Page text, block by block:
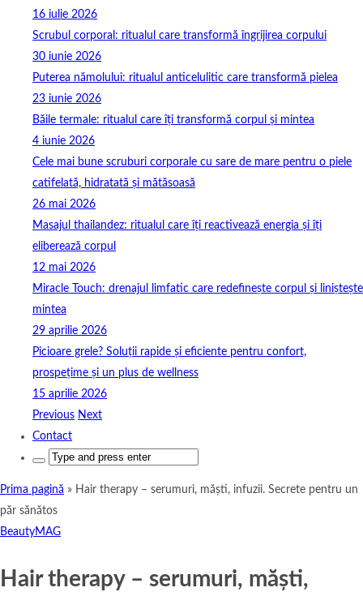
16 iulie 2026
Scrubul corporal: ritualul care transformă îngrijirea corpului
30 iunie 2026
Puterea nămolului: ritualul anticelulitic care transformă pielea
23 iunie 2026
Băile termale: ritualul care îți transformă corpul și mintea
4 iunie 2026
Cele mai bune scruburi corporale cu sare de mare pentru o piele
catifelată, hidratată și mătăsoasă
26 mai 2026
Masajul thailandez: ritualul care îți reactivează energia și îți
eliberează corpul
12 mai 2026
Miracle Touch: drenajul limfatic care redefinește corpul și liniștește
mintea
29 aprilie 2026
Picioare grele? Soluții rapide și eficiente pentru confort,
prospețime și un plus de wellness
15 aprilie 2026
Previous Next
Contact
Search
Prima pagină » Hair therapy – serumuri, măști, infuzii. Secrete pentru un
păr sănătos
BeautyMAG
Hair therapy – serumuri, măști,